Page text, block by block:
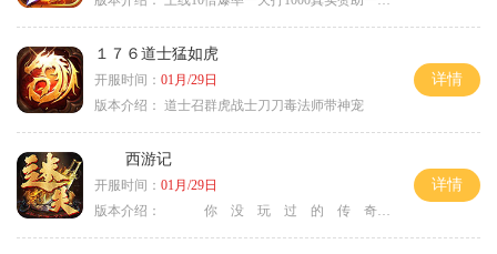
１７６道士猛如虎
开服时间： 01月/29日
版本介绍： 道士召群虎战士刀刀毒法师带神宠
详情
西游记
开服时间： 01月/29日
版本介绍：
你 没 玩 过 的 传 奇
详情